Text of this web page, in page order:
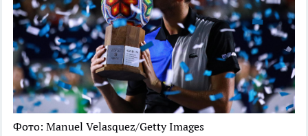
Фото: Manuel Velasquez/Getty Images